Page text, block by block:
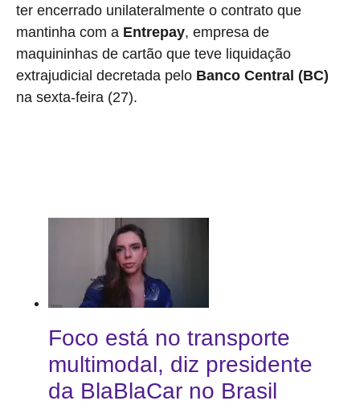
ter encerrado unilateralmente o contrato que
mantinha com a Entrepay, empresa de
maquininhas de cartão que teve liquidação
extrajudicial decretada pelo Banco Central (BC)
na sexta-feira (27).
Foco está no transporte
multimodal, diz presidente
da BlaBlaCar no Brasil